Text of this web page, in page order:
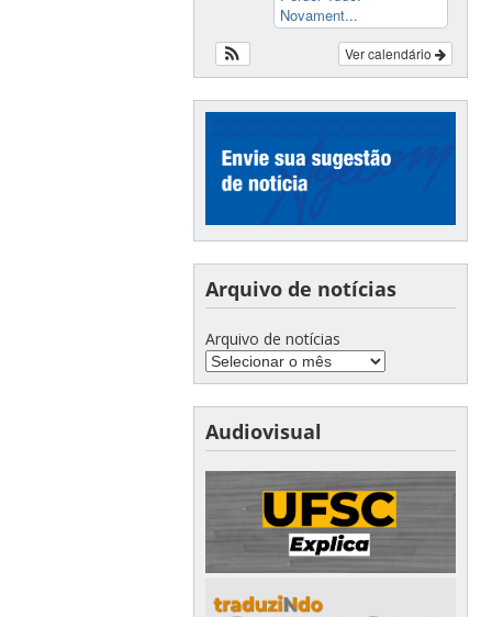
Novament...
Ver calendário
Arquivo de notícias
Arquivo de notícias
Audiovisual